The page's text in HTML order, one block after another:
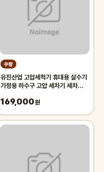
쿠팡
유진산업 고압세척기 휴대용 살수기
가정용 하수구 고압 세차기 세차건
169,000원